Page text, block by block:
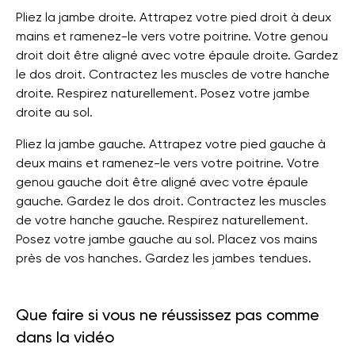
Pliez la jambe droite. Attrapez votre pied droit à deux
mains et ramenez-le vers votre poitrine. Votre genou
droit doit être aligné avec votre épaule droite. Gardez
le dos droit. Contractez les muscles de votre hanche
droite. Respirez naturellement. Posez votre jambe
droite au sol.
Pliez la jambe gauche. Attrapez votre pied gauche à
deux mains et ramenez-le vers votre poitrine. Votre
genou gauche doit être aligné avec votre épaule
gauche. Gardez le dos droit. Contractez les muscles
de votre hanche gauche. Respirez naturellement.
Posez votre jambe gauche au sol. Placez vos mains
près de vos hanches. Gardez les jambes tendues.
Que faire si vous ne réussissez pas comme
dans la vidéo